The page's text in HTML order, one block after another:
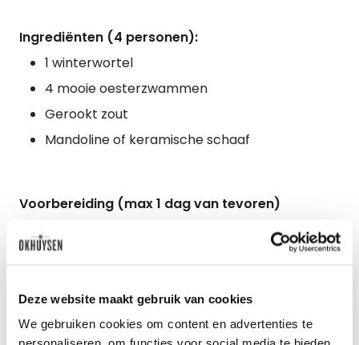
Deze website maakt gebruik van cookies
We gebruiken cookies om content en advertenties te
Ingrediënten (4 personen):
1 winterwortel
4 mooie oesterzwammen
Gerookt zout
Mandoline of keramische schaaf
Voorbereiding (max 1 dag van tevoren)
Snij uit de winterwortel met de mandoline 5 (1
reserve) mooie langwerpige plakken van plus
kokend water 2-5 minuten totdat deze zacht is
maar niet uit elkaar valt.